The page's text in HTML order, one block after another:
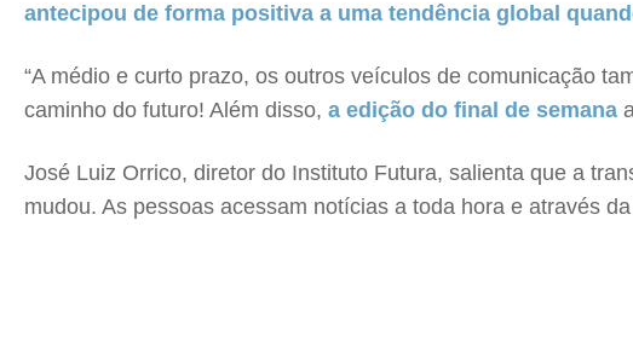
antecipou de forma positiva a uma tendência global
“A médio e curto prazo, os outros veículos de comunicação
caminho do futuro! Além disso, a edição do final de semana
José Luiz Orrico, diretor do Instituto Futura, salienta que a
mudou. As pessoas acessam notícias a toda hora e através